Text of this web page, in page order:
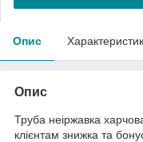
Опис
Опис
Труба неіржавка
клієнтам знижка та